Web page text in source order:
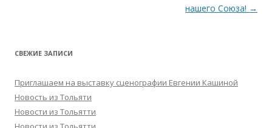
нашего Союза! →
СВЕЖИЕ ЗАПИСИ
Приглашаем на выставку сценографии Евгении Кашиной
Новость из Тольяти
Новости из Тольятти